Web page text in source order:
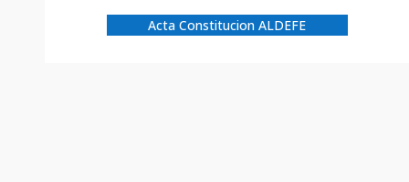
Acta Constitucion ALDEFE